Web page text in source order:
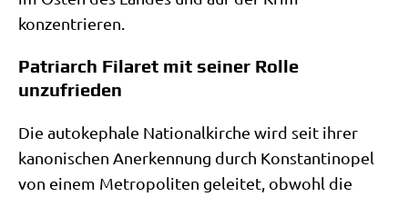
konzentrieren.
Patriarch Filaret mit seiner Rolle
unzufrieden
Die auto­ke­pha­le Natio­nal­kir­che wird seit ihrer
kano­ni­schen Aner­ken­nung durch Kon­stan­ti­no­pel
von einem Metro­po­li­ten gelei­tet, obwohl die